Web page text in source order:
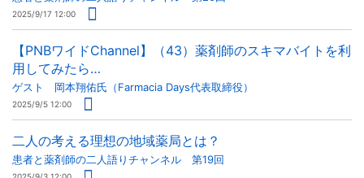
2025/9/17 12:00
【PNBワイドChannel】（43）薬剤師のスキマバイトを利
用してみたら…
ゲスト 岡本翔佑氏（Farmacia Days代表取締役）
2025/9/5 12:00
二人の考える理想の地域薬局とは？
患者と薬剤師の二人語りチャンネル 第19回